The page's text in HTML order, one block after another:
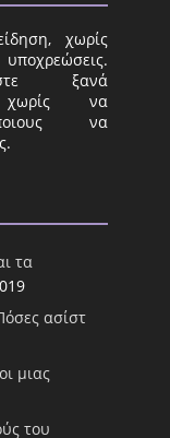
χωρίς
ξανά
χωρίς να
να
τα
ασίστ
μιας
του